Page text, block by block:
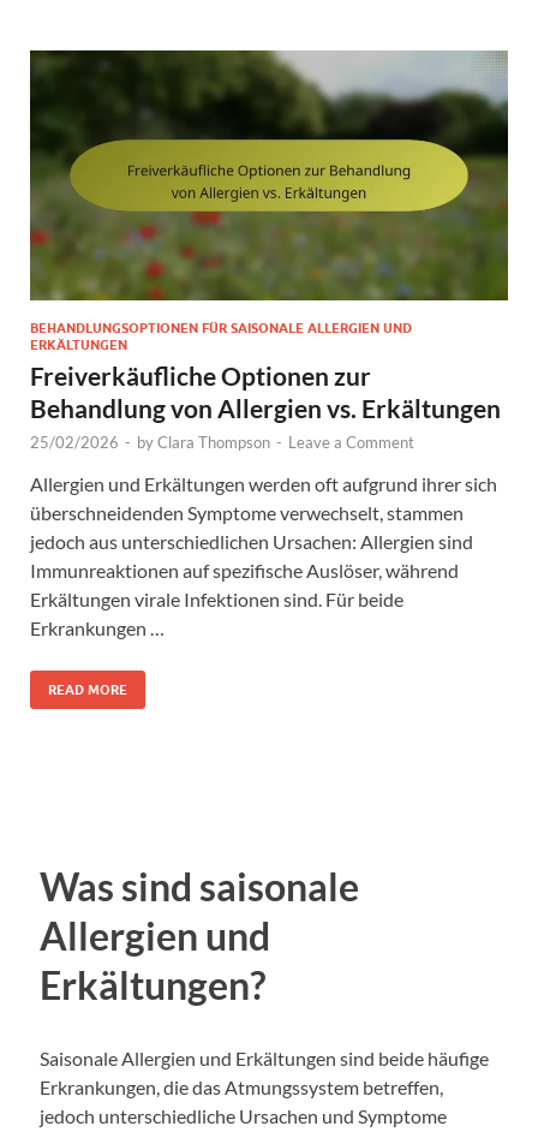
BEHANDLUNGSOPTIONEN FÜR SAISONALE ALLERGIEN UND
ERKÄLTUNGEN
Freiverkäufliche Optionen zur
Behandlung von Allergien vs. Erkältungen
25/02/2026 - byClara Thompson - Leave a Comment
Allergien und Erkältungen werden oft aufgrund ihrer sich
überschneidenden Symptome verwechselt, stammen
jedoch aus unterschiedlichen Ursachen: Allergien sind
Immunreaktionen auf spezifische Auslöser, während
Erkältungen virale Infektionen sind. Für beide
Erkrankungen …
READ MORE
Was sind saisonale
Allergien und
Erkältungen?
Saisonale Allergien und Erkältungen sind beide häufige
Erkrankungen, die das Atmungssystem betreffen,
jedoch unterschiedliche Ursachen und Symptome